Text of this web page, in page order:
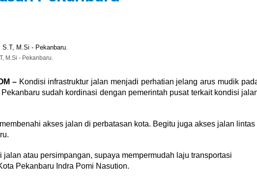
M.Si - Pekanbaru.
– Kondisi infrastruktur jalan menjadi perhatian jelang arus mudik
sudah kordinasi dengan pemerintah pusat terkait kondisi
akses jalan di perbatasan kota. Begitu juga akses jalan lintas
jalan atau persimpangan, supaya mempermudah laju transportasi
Pekanbaru Indra Pomi Nasution.